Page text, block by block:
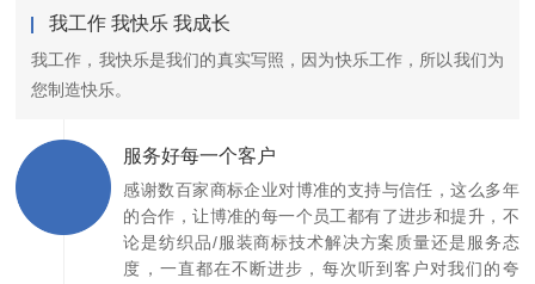
我工作 我快乐 我成长
我工作，我快乐是我们的真实写照，因为快乐工作，所以我们为
您制造快乐。
服务好每一个客户
感谢数百家商标企业对博准的支持与信任，这么多年
的合作，让博准的每一个员工都有了进步和提升，不
论是纺织品/服装商标技术解决方案质量还是服务态
度，一直都在不断进步，每次听到客户对我们的夸